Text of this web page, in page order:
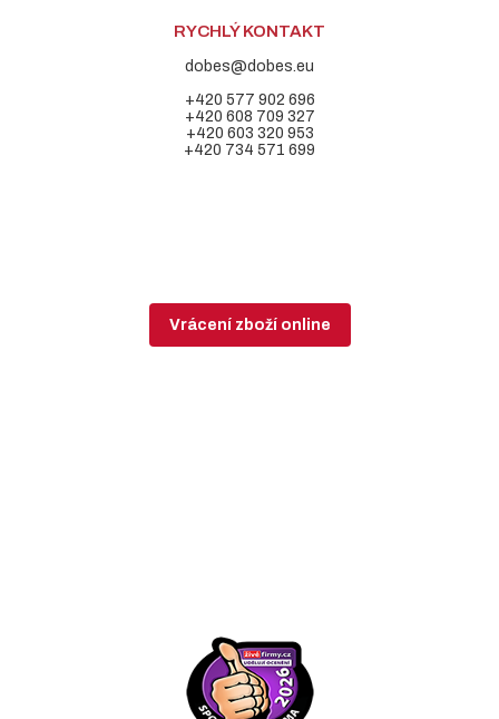
RYCHLÝ KONTAKT
dobes@dobes.eu
+420 577 902 696
+420 608 709 327
+420 603 320 953
+420 734 571 699
Vrácení zboží online